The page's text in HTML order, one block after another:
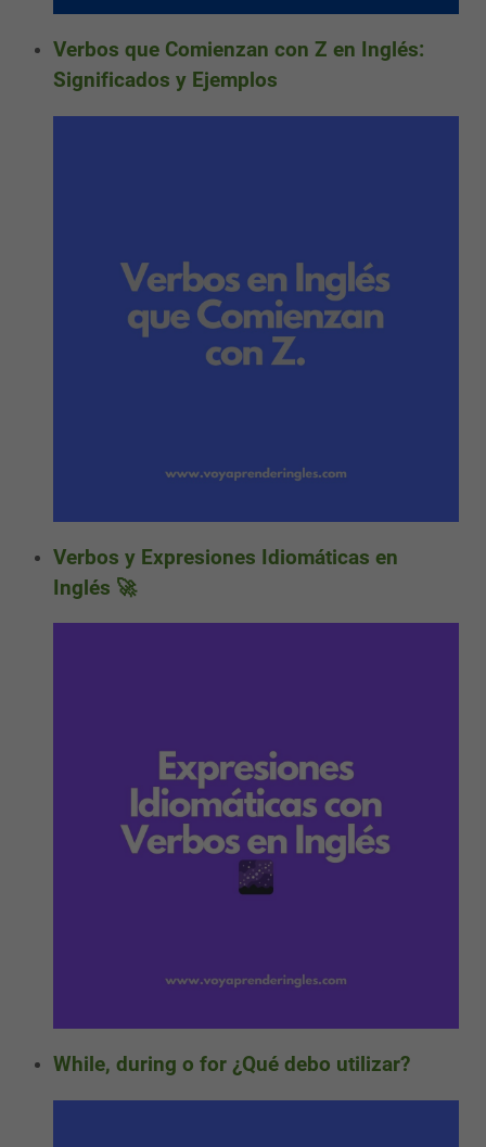
Verbos que Comienzan con Z en Inglés:
Significados y Ejemplos
Verbos y Expresiones Idiomáticas en
Inglés 🚀
While, during o for ¿Qué debo utilizar?